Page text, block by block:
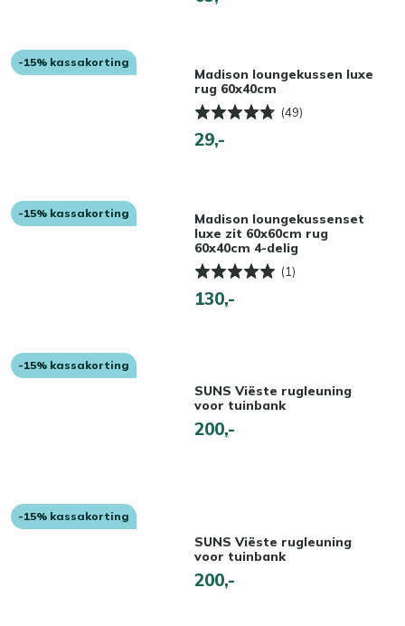
-15% kassakorting
Madison loungekussen luxe
rug 60x40cm
(49)
29,-
-15% kassakorting
Madison loungekussenset
luxe zit 60x60cm rug
60x40cm 4-delig
(1)
130,-
-15% kassakorting
SUNS Viëste rugleuning
voor tuinbank
200,-
-15% kassakorting
SUNS Viëste rugleuning
voor tuinbank
200,-